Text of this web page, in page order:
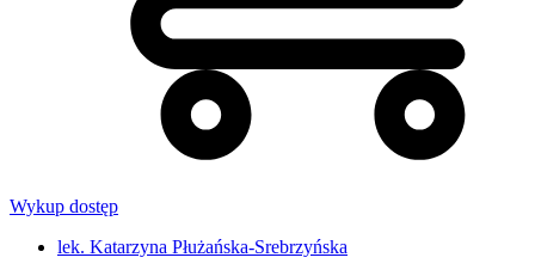
Wykup dostęp
lek. Katarzyna Płużańska-Srebrzyńska